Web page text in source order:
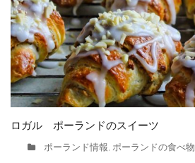
ロガル ポーランドのスイーツ
ポーランド情報, ポーランドの食べ物